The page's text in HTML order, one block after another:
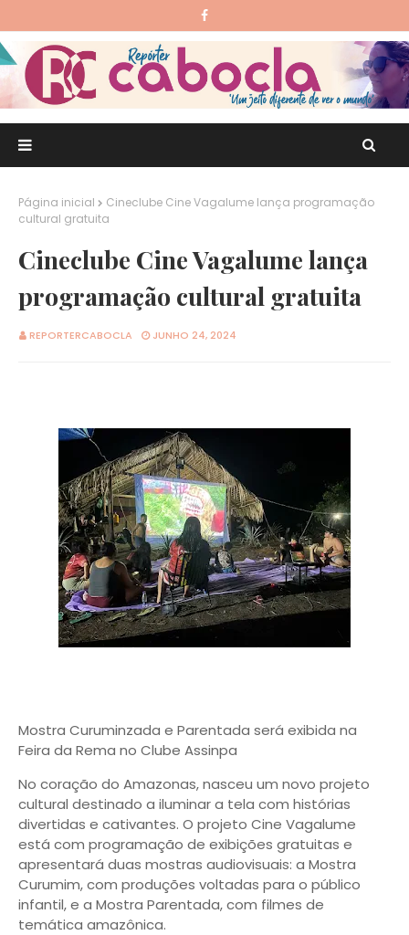
Página inicial
Cineclube Cine Vagalume lança programação
cultural gratuita
Cineclube Cine Vagalume lança
programação cultural gratuita
REPORTERCABOCLA JUNHO 24, 2024
Mostra Curuminzada e Parentada será exibida na
Feira da Rema no Clube Assinpa
No coração do Amazonas, nasceu um novo projeto
cultural destinado a iluminar a tela com histórias
divertidas e cativantes. O projeto Cine Vagalume
está com programação de exibições gratuitas e
apresentará duas mostras audiovisuais: a Mostra
Curumim, com produções voltadas para o público
infantil, e a Mostra Parentada, com filmes de
temática amazônica.